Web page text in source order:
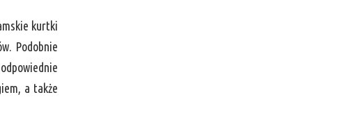
kurtki
Podobnie
a także